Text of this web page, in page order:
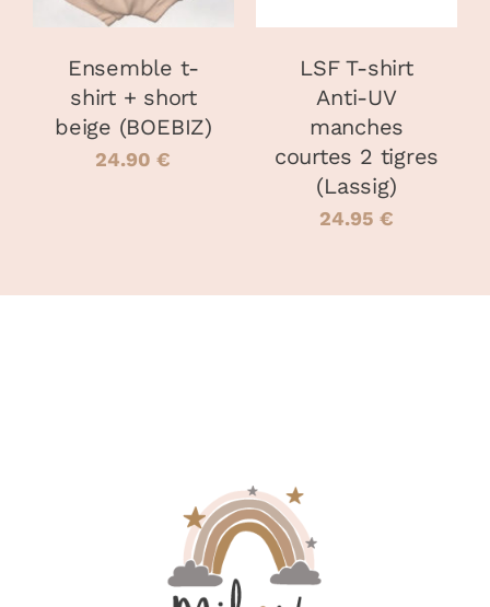
LES
PEUVENT
ÊTRE
CHOISIES
SUR
LA
Ensemble t-
shirt + short
beige (BOEBIZ)
24.90€
PEUVENT
ÊTRE
CHOISIES
SUR
LA
PAGE
DU
PRODUIT
LSF T-shirt
Anti-UV
manches
courtes 2 tigres
(Lassig)
24.95 €